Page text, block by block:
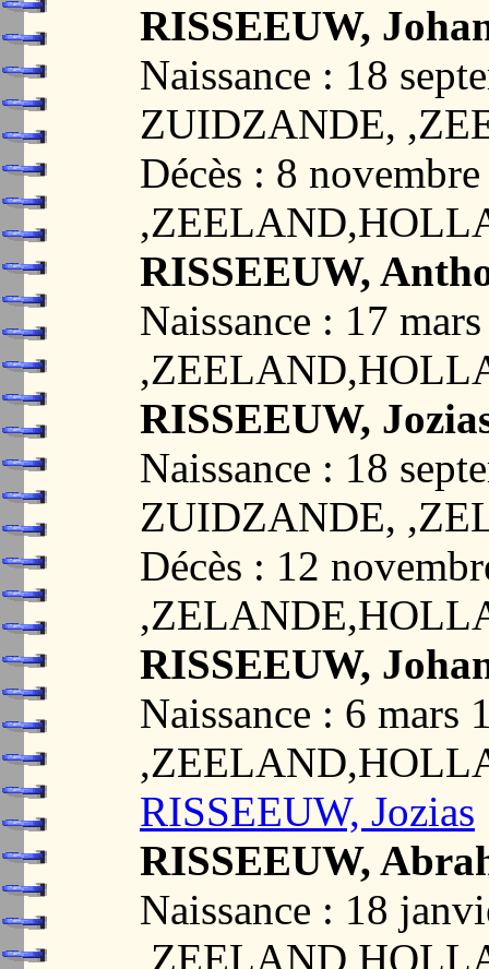
RISSEEUW,
Naissance : 18
ZUIDZANDE,
Décès : 8
RISSEEUW,
Naissance : 17
RISSEEUW,
Naissance : 18
ZUIDZANDE,
Décès : 12
RISSEEUW,
Naissance : 6
RISSEEUW, Jozias
RISSEEUW,
Naissance : 18